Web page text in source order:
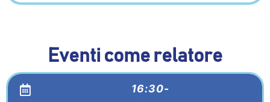
Eventi come relatore
16:30-